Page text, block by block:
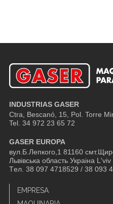
INDUSTRIAS GASER
Ctra, Bescanó, 15, Pol. Torre
Tel. 34 972 23 65 72
GASER EUROPA
вул.Б.Лепкого,1 81160
Львівська область Украіна
Tел. 38 097 4718529 / 38 093
EMPRESA